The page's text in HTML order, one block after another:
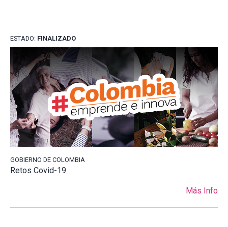
ESTADO: FINALIZADO
GOBIERNO DE COLOMBIA
Retos Covid-19
Más Info